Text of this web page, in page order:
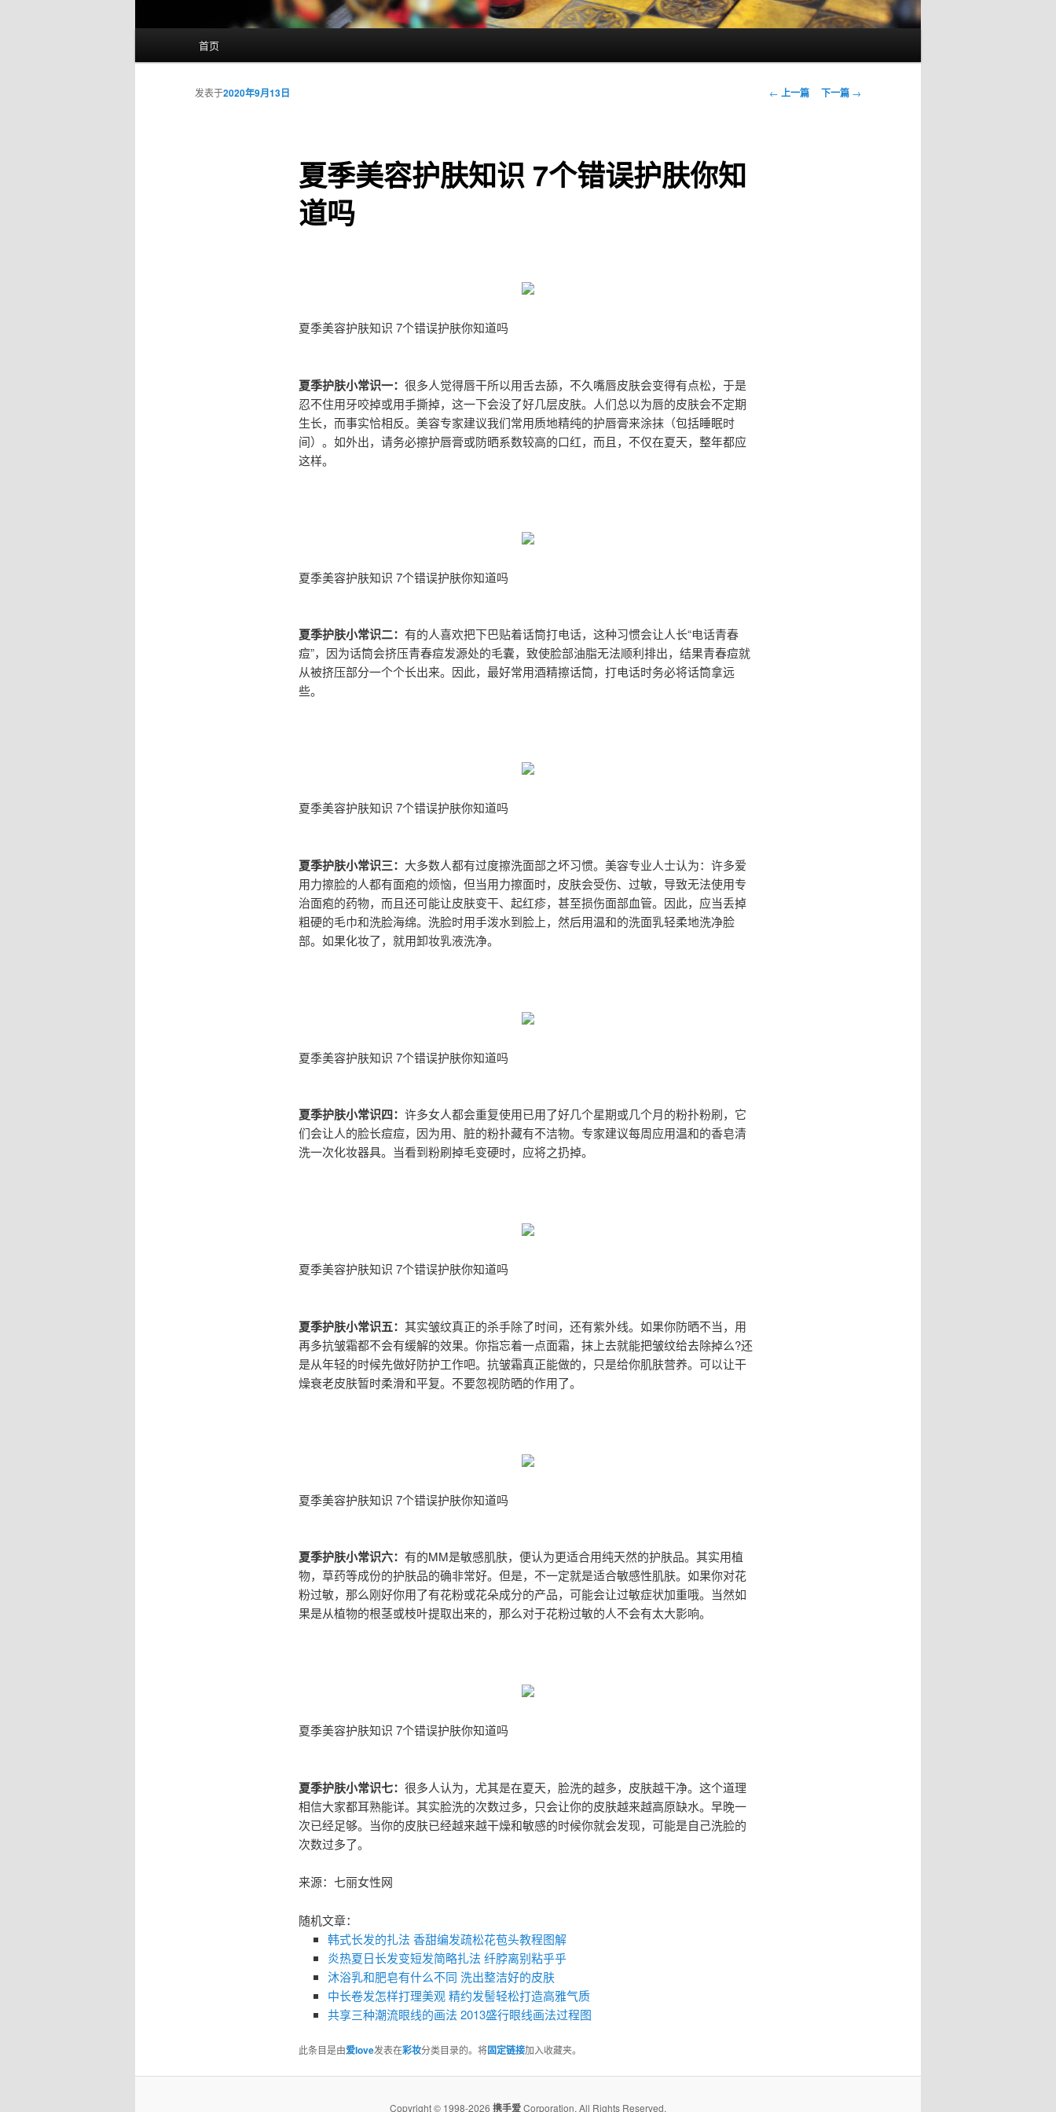
首页
文
← 上一篇 下一篇 →
夏季美容护肤知识 7个错误护肤你知
道吗
发表于2020年9月13日
夏季美容护肤知识 7个错误护肤你知道吗
夏季护肤小常识一： 很多人觉得唇干所以用舌去舔，不久嘴唇皮肤会变得有点松，于是
忍不住用牙咬掉或用手撕掉，这一下会没了好几层皮肤。人们总以为唇的皮肤会不定期
生长，而事实恰相反。美容专家建议我们常用质地精纯的护唇膏来涂抹（包括睡眠时
间）。如外出，请务必擦护唇膏或防晒系数较高的口红，而且，不仅在夏天，整年都应
这样。
夏季美容护肤知识 7个错误护肤你知道吗
夏季护肤小常识二： 有的人喜欢把下巴贴着话筒打电话，这种习惯会让人长“电话青春
痘”，因为话筒会挤压青春痘发源处的毛囊，致使脸部油脂无法顺利排出，结果青春痘就
从被挤压部分一个个长出来。因此，最好常用酒精擦话筒，打电话时务必将话筒拿远
些。
夏季美容护肤知识 7个错误护肤你知道吗
夏季护肤小常识三： 大多数人都有过度擦洗面部之坏习惯。美容专业人士认为：许多爱
用力擦脸的人都有面疱的烦恼，但当用力擦面时，皮肤会受伤、过敏，导致无法使用专
治面疱的药物，而且还可能让皮肤变干、起红疹，甚至损伤面部血管。因此，应当丢掉
粗硬的毛巾和洗脸海绵。洗脸时用手泼水到脸上，然后用温和的洗面乳轻柔地洗净脸
部。如果化妆了，就用卸妆乳液洗净。
夏季美容护肤知识 7个错误护肤你知道吗
夏季护肤小常识四： 许多女人都会重复使用已用了好几个星期或几个月的粉扑粉刷，它
们会让人的脸长痘痘，因为用、脏的粉扑藏有不洁物。专家建议每周应用温和的香皂清
洗一次化妆器具。当看到粉刷掉毛变硬时，应将之扔掉。
夏季美容护肤知识 7个错误护肤你知道吗
夏季护肤小常识五： 其实皱纹真正的杀手除了时间，还有紫外线。如果你防晒不当，用
再多抗皱霜都不会有缓解的效果。你指忘着一点面霜，抹上去就能把皱纹给去除掉么?还
是从年轻的时候先做好防护工作吧。抗皱霜真正能做的，只是给你肌肤营养。可以让干
燥衰老皮肤暂时柔滑和平复。不要忽视防晒的作用了。
夏季美容护肤知识 7个错误护肤你知道吗
夏季护肤小常识六： 有的MM是敏感肌肤，便认为更适合用纯天然的护肤品。其实用植
物，草药等成份的护肤品的确非常好。但是，不一定就是适合敏感性肌肤。如果你对花
粉过敏，那么刚好你用了有花粉或花朵成分的产品，可能会让过敏症状加重哦。当然如
果是从植物的根茎或枝叶提取出来的，那么对于花粉过敏的人不会有太大影响。
夏季美容护肤知识 7个错误护肤你知道吗
夏季护肤小常识七： 很多人认为，尤其是在夏天，脸洗的越多，皮肤越干净。这个道理
相信大家都耳熟能详。其实脸洗的次数过多，只会让你的皮肤越来越高原缺水。早晚一
次已经足够。当你的皮肤已经越来越干燥和敏感的时候你就会发现，可能是自己洗脸的
次数过多了。
来源：七丽女性网
随机文章：
韩式长发的扎法 香甜编发疏松花苞头教程图解
炎热夏日长发变短发简略扎法 纤脖离别粘乎乎
沐浴乳和肥皂有什么不同 洗出整洁好的皮肤
中长卷发怎样打理美观 精约发髻轻松打造高雅气质
共享三种潮流眼线的画法 2013盛行眼线画法过程图
此条目是由爱love发表在彩妆分类目录的。将固定链接加入收藏夹。
Copyright © 1998-2026 携手爱Corporation, All Rights Reserved.